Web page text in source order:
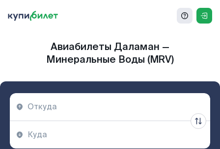
Авиабилеты Даламан —
Минеральные Воды (MRV)